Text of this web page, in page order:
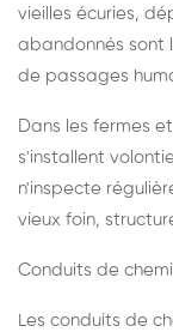
vieilles écuries,
abandonnés sont
de passages
Dans les fermes
s'installent
n'inspecte
vieux foin,
Conduits de
Les conduits de